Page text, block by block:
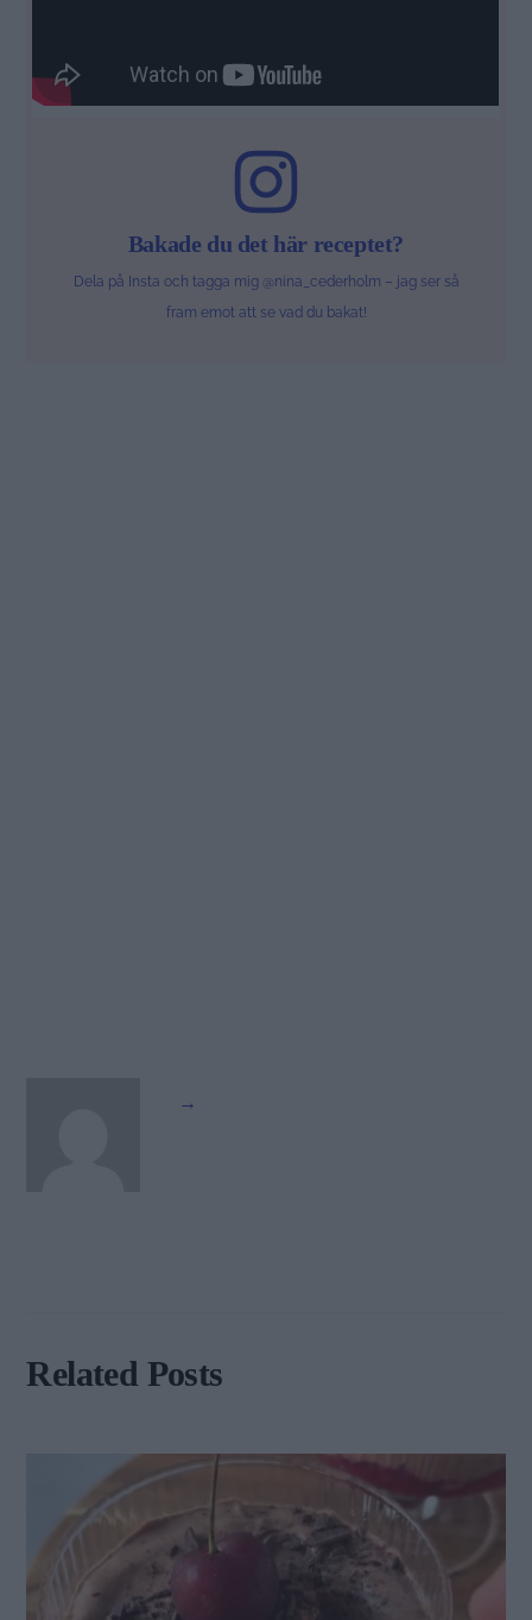
Bakade du det här receptet?
Dela på Insta och tagga mig @nina_cederholm – jag ser så
fram emot att se vad du bakat!
→
Related Posts